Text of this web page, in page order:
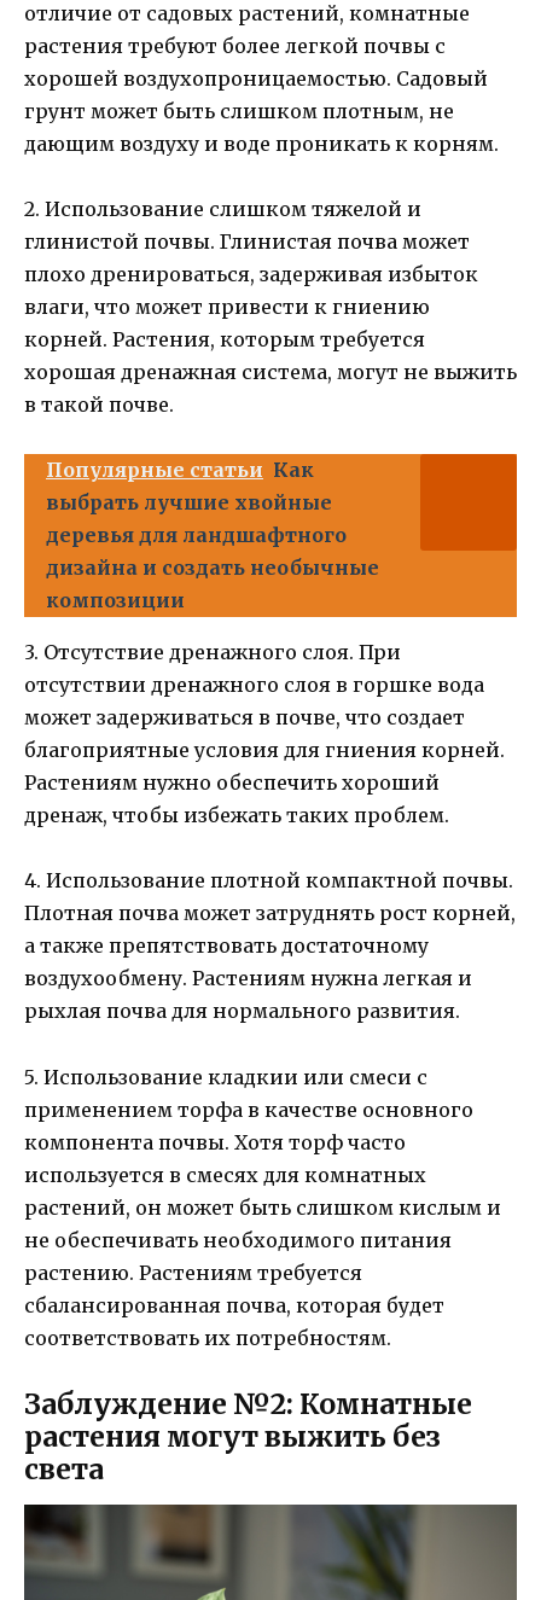
отличие от садовых растений, комнатные
растения требуют более легкой почвы с
хорошей воздухопроницаемостью. Садовый
грунт может быть слишком плотным, не
дающим воздуху и воде проникать к корням.
2. Использование слишком тяжелой и
глинистой почвы. Глинистая почва может
плохо дренироваться, задерживая избыток
влаги, что может привести к гниению
корней. Растения, которым требуется
хорошая дренажная система, могут не выжить
в такой почве.
Популярные статьи Как
выбрать лучшие хвойные
деревья для ландшафтного
дизайна и создать необычные
композиции
3. Отсутствие дренажного слоя. При
отсутствии дренажного слоя в горшке вода
может задерживаться в почве, что создает
благоприятные условия для гниения корней.
Растениям нужно обеспечить хороший
дренаж, чтобы избежать таких проблем.
4. Использование плотной компактной почвы.
Плотная почва может затруднять рост корней,
а также препятствовать достаточному
воздухообмену. Растениям нужна легкая и
рыхлая почва для нормального развития.
5. Использование кладкии или смеси с
применением торфа в качестве основного
компонента почвы. Хотя торф часто
используется в смесях для комнатных
растений, он может быть слишком кислым и
не обеспечивать необходимого питания
растению. Растениям требуется
сбалансированная почва, которая будет
соответствовать их потребностям.
Заблуждение №2: Комнатные
растения могут выжить без
света